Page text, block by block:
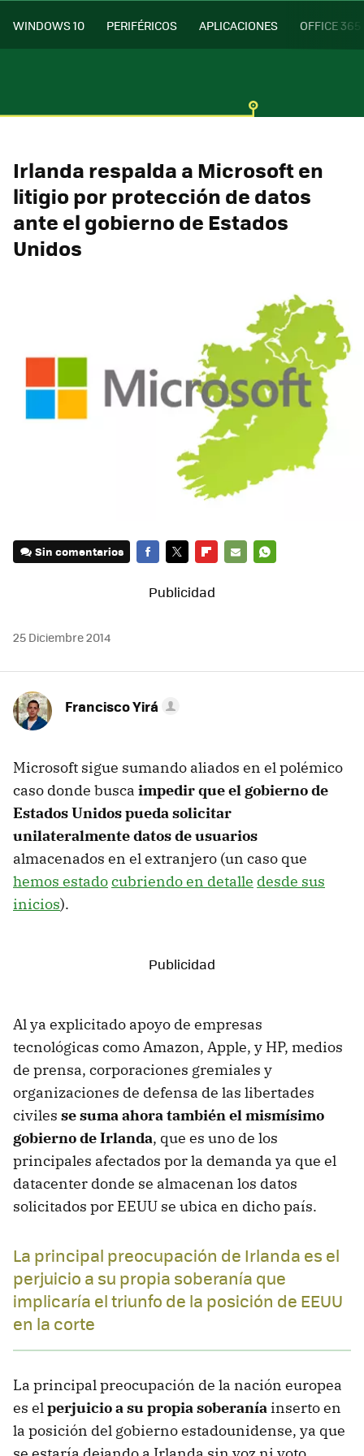
WINDOWS 10 PERIFÉRICOS APLICACIONES OFFICE 365
Irlanda respalda a Microsoft en
litigio por protección de datos
ante el gobierno de Estados
Unidos
Sin comentarios
25 Diciembre 2014
Francisco Yirá
Microsoft sigue sumando aliados en el polémico
caso donde busca impedir que el gobierno de
Estados Unidos pueda solicitar
unilateralmente datos de usuarios
almacenados en el extranjero (un caso que
hemos estadocubriendo en detalle desde sus
inicios).
Al ya explicitado apoyo de empresas
tecnológicas como Amazon, Apple, y HP, medios
de prensa, corporaciones gremiales y
organizaciones de defensa de las libertades
civiles se suma ahora también el mismísimo
gobierno de Irlanda, que es uno de los
principales afectados por la demanda ya que el
datacenter donde se almacenan los datos
solicitados por EEUU se ubica en dicho país.
La principal preocupación de Irlanda es el
perjuicio a su propia soberanía que
implicaría el triunfo de la posición de EEUU
en la corte
La principal preocupación de la nación europea
es elperjuicio a su propia soberanía inserto en
la posición del gobierno estadounidense, ya que